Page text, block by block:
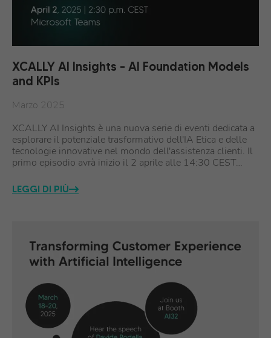
XCALLY AI Insights – AI Foundation Models
and KPIs
Marzo 2025
XCALLY AI Insights è una nuova serie di eventi dedicata a
esplorare il potenziale trasformativo dell'IA Etica e delle
tecnologie innovative nel mondo dell'assistenza clienti. Il
primo episodio avrà inizio il 2 aprile alle 14:30 CEST…
LEGGI DI PIÙ